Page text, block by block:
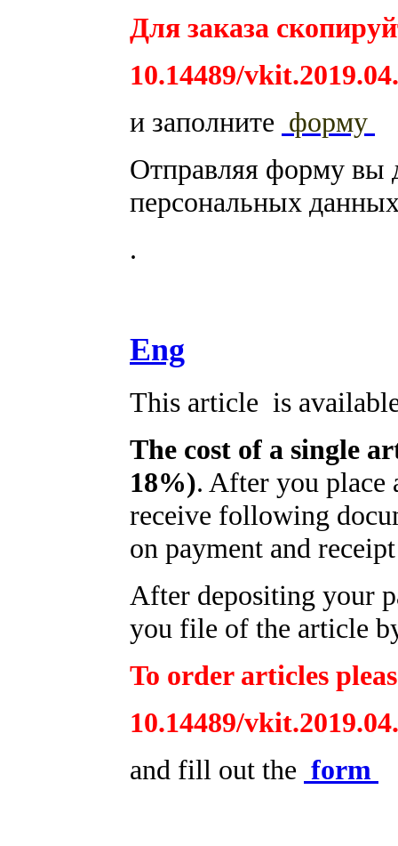
Для заказа
10.14489/
и заполните форму
Отправляя форму вы
персональных
.
Eng
This article is
The cost of a single
18%). After you
receive following
on payment and
After depositing your
you file of the article
To order articles
10.14489/
and fill out the form